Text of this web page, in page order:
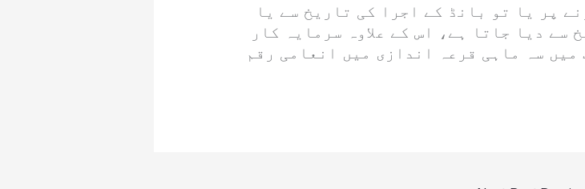
پر یا تو بانڈ کے اجرا کی تاریخ سے یا
سے دیا جاتا ہے، اس کے علاوہ سرمایہ کار
سہ ماہی قرعہ اندازی میں انعامی رقم